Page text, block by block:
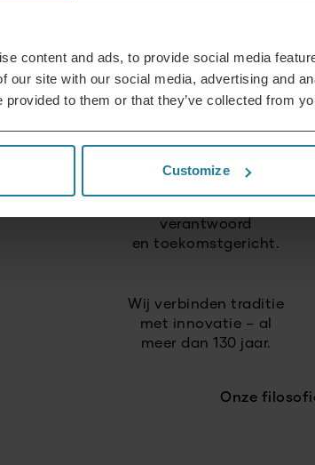
content and ads, to provide social media
our site with our social media, advertising and
provided to them or that they’ve collected from
Customize
Wij zetten in op
en duurzame producten.
verantwoord
en toekomstgericht.
Wij verbinden traditie
met innovatie – al
meer dan 130 jaar.
Onze